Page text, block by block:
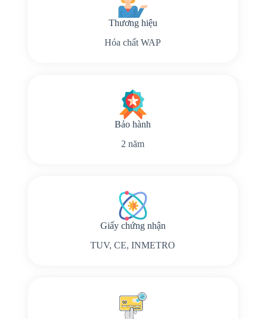
Thương hiệu
Hóa chất WAP
Bảo hành
2 năm
Giấy chứng nhận
TUV, CE, INMETRO